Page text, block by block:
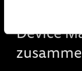
Warum
Device